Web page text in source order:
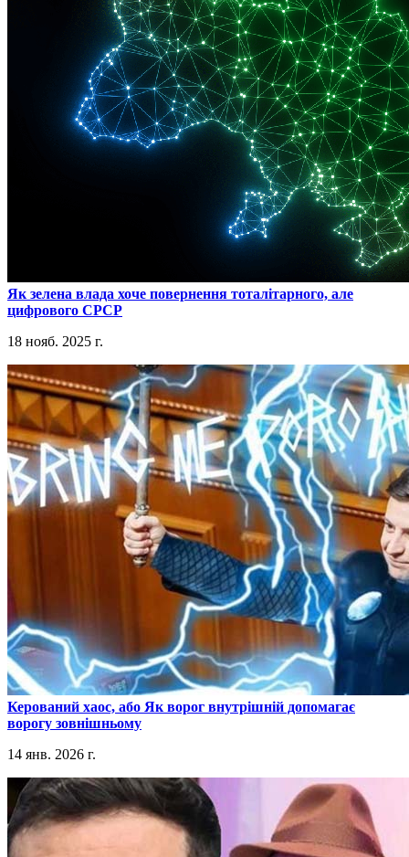
​Як зелена влада хоче повернення тоталітарного, але
цифрового СРСР
18 нояб. 2025 г.
​Керований хаос, або Як ворог внутрішній допомагає
ворогу зовнішньому
14 янв. 2026 г.